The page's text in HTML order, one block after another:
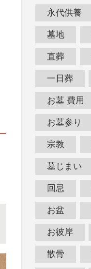
永代供養
墓地
直葬
一日葬
お墓 費用
お墓参り
宗教
墓じまい
回忌
お盆
お彼岸
散骨